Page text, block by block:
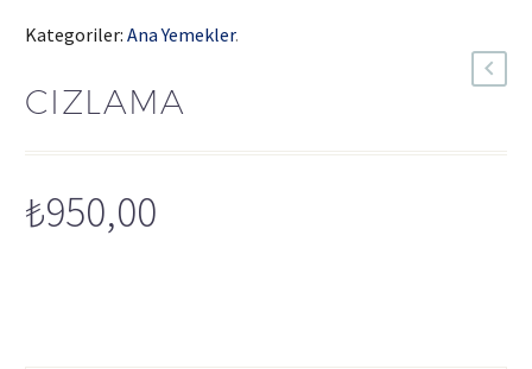
Kategoriler: Ana Yemekler.
CIZLAMA
₺950,00